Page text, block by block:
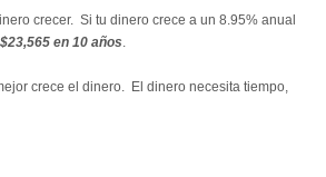
crecer. Si tu dinero crece a un 8.95% anual
$23,565 en 10 años.
crece el dinero. El dinero necesita tiempo,